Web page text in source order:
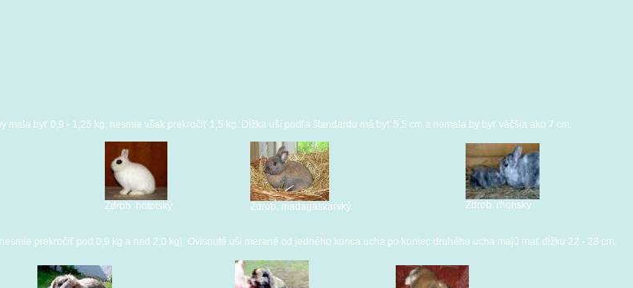
byť 0,9 - 1,25 kg, nesmie však prekročiť 1,5 kg. Dĺžka uší podľa štandardu má byť 5,5 cm a nemala by byť väčšia ako 7 cm.
Zdrob. hototský Zdrob. madagaskarský Zdrob. rhonský
prekročiť pod 0,9 kg a nad 2,0 kg). Ovisnuté uši merané od jedného konca ucha po koniec druhého ucha majú mať dĺžku 22 - 28 cm.